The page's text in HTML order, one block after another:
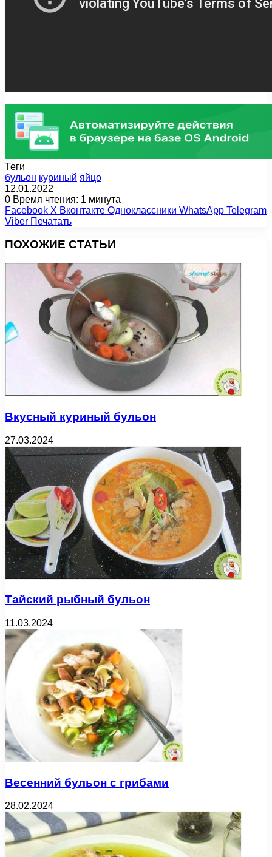
Теги
бульон куриный яйцо
12.01.2022
0 Время чтения: 1 минута
Facebook X Вконтакте Одноклассники WhatsApp Telegram
Viber Печатать
ПОХОЖИЕ СТАТЬИ
Вкусный куриный бульон
27.03.2024
Тайский рыбный бульон
11.03.2024
Весенний бульон с грибами
28.02.2024